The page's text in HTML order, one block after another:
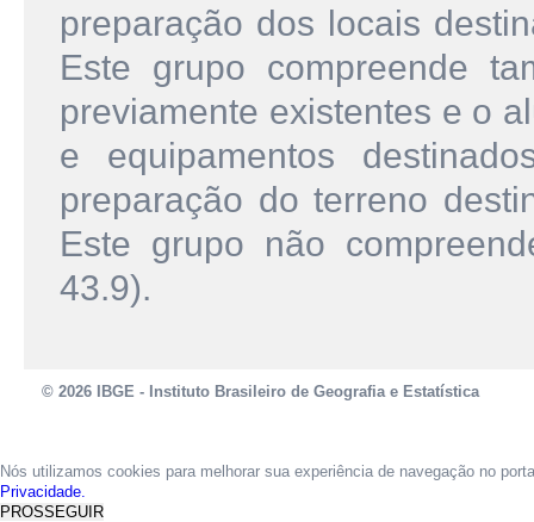
preparação dos locais
Este grupo compreende
previamente existentes e o
e equipamentos
preparação do terreno
Este grupo não
43.9).
© 2026 IBGE - Instituto Brasileiro de Geografia e Estatística
Nós utilizamos cookies para melhorar sua experiência de navegação no
Privacidade.
PROSSEGUIR